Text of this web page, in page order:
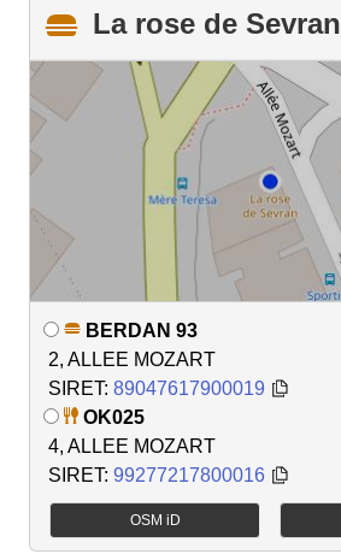
La rose de Sevran
BERDAN 93
2, ALLEE MOZART
SIRET: 89047617900019
OK025
4, ALLEE MOZART
SIRET: 99277217800016
OSM iD